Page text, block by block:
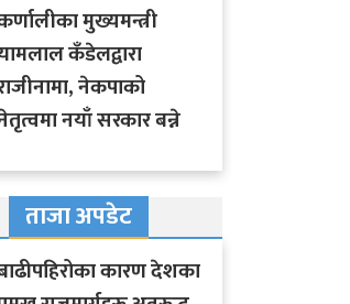
मुख्यमन्त्री
कँडेलद्वारा
नेकपाको
नयाँ सरकार बन्ने
ताजा अपडेट
कारण देशका